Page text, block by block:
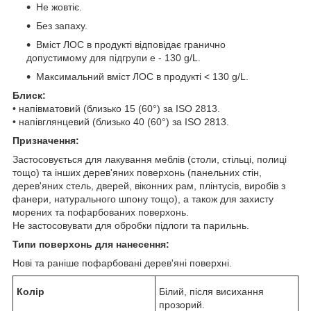
Не жовтіє.
Без запаху.
Вміст ЛОС в продукті відповідає гранично
допустимому для підгрупи e - 130 g/L.
Максимальний вміст ЛОС в продукті < 130 g/L.
Блиск:
• напівматовий (близько 15 (60°) за ISO 2813.
• напівглянцевий (близько 40 (60°) за ISO 2813.
Призначення:
Застосовується для лакування меблів (столи, стільці, полиці
тощо) та інших дерев'яних поверхонь (панельних стін,
дерев'яних стель, дверей, віконних рам, плінтусів, виробів з
фанери, натурального шпону тощо), а також для захисту
морених та пофарбованих поверхонь.
Не застосовувати для обробки підлоги та парильнь.
Типи поверхонь для нанесення:
Нові та раніше пофарбовані дерев'яні поверхні.
Колір
Білий, після висихання
прозорий.